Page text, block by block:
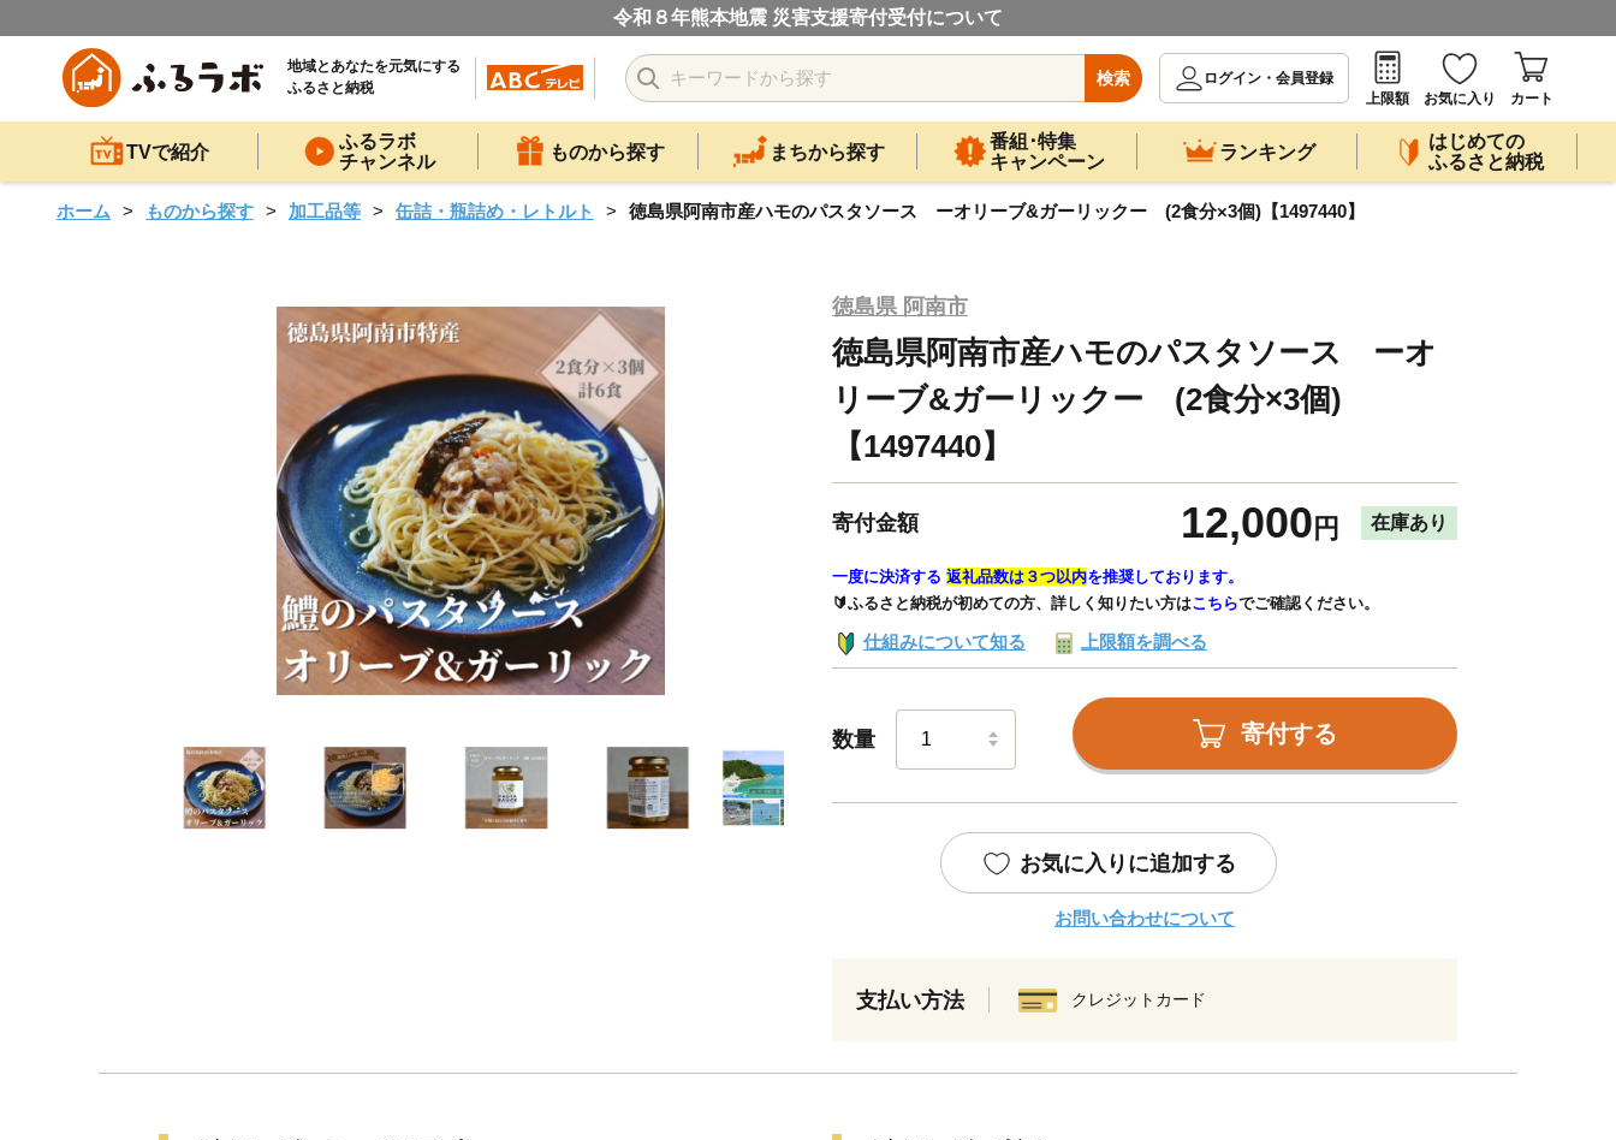
令和８年熊本地震 災害支援寄付受付について
地域とあなたを元気にする
ふるさと納税
検索
ログイン・会員登録
上限額
お気に入り カート
TVで紹介
ふるラボ
チャンネル
ものから探す まちから探す
番組･特集
キャンペーン
ランキング
はじめての
ふるさと納税
ホーム ものから探す 加工品等 缶詰・瓶詰め・レトルト 徳島県阿南市産ハモのパスタソース ーオリーブ&ガーリックー (2食分×3個)【1497440】
徳島県 阿南市
徳島県阿南市産ハモのパスタソース ーオ
リーブ&ガーリックー (2食分×3個)
【1497440】
寄付金額 12,000 円 在庫あり
一度に決済する 返礼品数は３つ以内を推奨しております。
🔰ふるさと納税が初めての方、詳しく知りたい方はこちらでご確認ください。
仕組みについて知る 上限額を調べる
数量 寄付する
お気に入りに追加する
お問い合わせについて
支払い方法 クレジットカード